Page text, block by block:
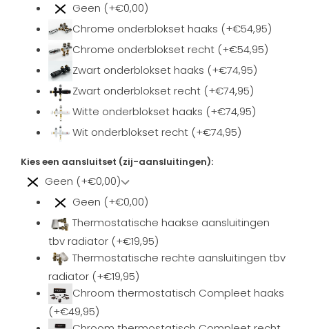
Geen (+€0,00)
Chrome onderblokset haaks (+€54,95)
Chrome onderblokset recht (+€54,95)
Zwart onderblokset haaks (+€74,95)
Zwart onderblokset recht (+€74,95)
Witte onderblokset haaks (+€74,95)
Wit onderblokset recht (+€74,95)
Kies een aansluitset (zij-aansluitingen):
Geen (+€0,00)
Geen (+€0,00)
Thermostatische haakse aansluitingen
tbv radiator (+€19,95)
Thermostatische rechte aansluitingen tbv
radiator (+€19,95)
Chroom thermostatisch Compleet haaks
(+€49,95)